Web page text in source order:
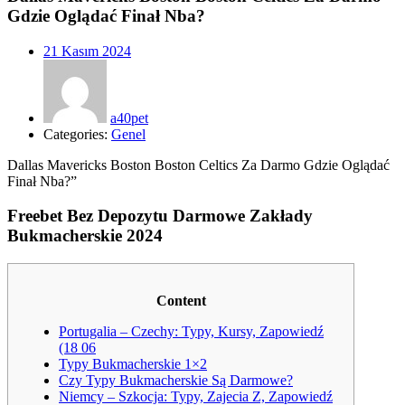
Gdzie Oglądać Finał Nba?
Posted
21 Kasım 2024
a40pet
Categories: Genel
Dallas Mavericks Boston Boston Celtics Za Darmo Gdzie Oglądać
Finał Nba?”
Freebet Bez Depozytu Darmowe Zakłady
Bukmacherskie 2024
Content
Portugalia – Czechy: Typy, Kursy, Zapowiedź
(18 06
Typy Bukmacherskie 1×2
Czy Typy Bukmacherskie Są Darmowe?
Niemcy – Szkocja: Typy, Zajecia Z, Zapowiedź